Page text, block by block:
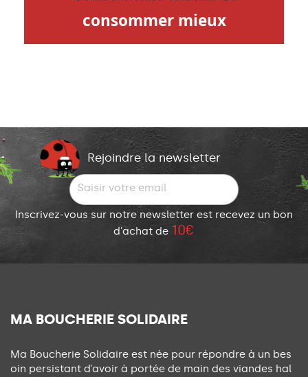
consommer mieux
Rejoindre la newsletter
Inscrivez-vous sur notre newsletter est recevez un bon
d'achat de 10€
MA BOUCHERIE SOLIDAIRE
Ma Boucherie Solidaire est née pour répondre à un bes
oin persistant d’avoir à portée de main des viandes hal